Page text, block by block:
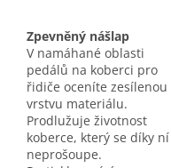
Zpevněný nášlap
V namáhané oblasti
pedálů na koberci pro
řidiče oceníte zesílenou
vrstvu materiálu.
Prodlužuje životnost
koberce, který se díky ní
neprošoupe.